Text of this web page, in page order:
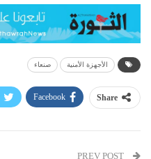
الأجهزة الأمنية صنعاء
Share
Facebook